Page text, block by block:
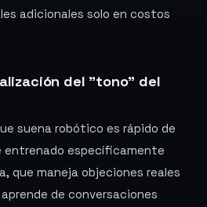
adicionales solo en costos
del "tono" del
suena robótico es rápido de
entrenado específicamente
que maneja objeciones reales
de conversaciones